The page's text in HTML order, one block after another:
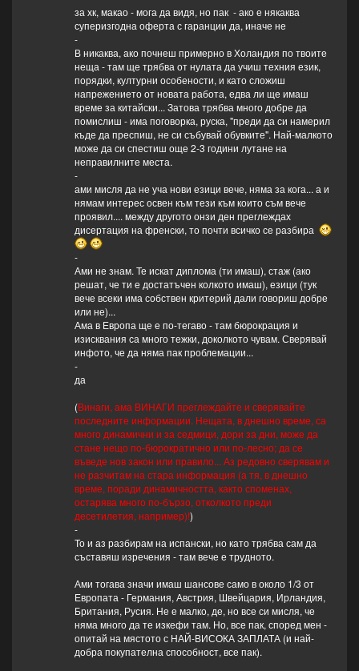
за хк, макао - мога да видя, но пак - ако е някаква
суперизгодна оферта с гаранции да, иначе не
-
В никаква, ако почнеш примерно в Холандия по твоите
неща - там ще трябва от нулата да учиш техния език,
порядки, културни особености, и като сложиш
напрежението от новата работа, едва ли ще имаш
време за китайски... Затова трябва много добре да
помислиш - има поговорка, руска, "преди да си намерил
къде да преспиш, не си събувай обувките". Най-малкото
може да си спестиш още 2-3 години лутане на
неправилните места.
-
ами мисля да не уча нови езици вече, няма за кога... а и
нямам интерес освен към тези към които съм вече
проявил.... между другото онзи ден преглеждах
дисертация на френски, то почти всичко се разбира
-
Ами не знам. Те искат диплома (ти имаш), стаж (ако
решат, че ти е достатъчен колкото имаш), езици (тук
вече всеки има собствен критерий дали говориш добре
или не)...
Ама в Европа ще е по-тегаво - там бюрокрация и
изисквания са много тежки, доколкото чувам. Сверявай
инфото, че да няма пак проблемации...
-
да
(Винаги, ама ВИНАГИ преглеждайте и сверявайте
последните информации. Нещата, в днешно време, са
много динамични и за седмици, дори за дни, може да
стане нещо по-бюрократично или по-лесно; да се
въведе нов закон или правило... Аз редовно сверявам и
не разчитам на стара информация (а тя, в днешно
време, поради динамичността, както споменах,
остарява много по-бързо, отколкото преди
десетилетия, например)!)
-
То и аз разбирам на испански, но като трябва сам да
съставяш изречения - там вече е трудното.
Ами тогава значи имаш шансове само в около 1/3 от
Европата - Германия, Австрия, Швейцария, Ирландия,
Британия, Русия. Не е малко, де, но все си мисля, че
няма много да те изкефи там. Но, все пак, според мен -
опитай на мястото с НАЙ-ВИСОКА ЗАПЛАТА (и най-
добра покупателна способност, все пак).